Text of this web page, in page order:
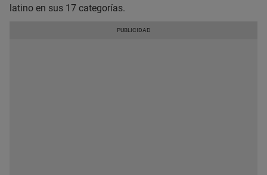
latino en sus 17 categorías.